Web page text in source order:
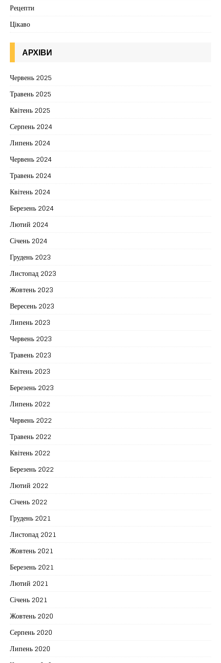
Рецепти
Цікаво
АРХІВИ
Червень 2025
Травень 2025
Квітень 2025
Серпень 2024
Липень 2024
Червень 2024
Травень 2024
Квітень 2024
Березень 2024
Лютий 2024
Січень 2024
Грудень 2023
Листопад 2023
Жовтень 2023
Вересень 2023
Липень 2023
Червень 2023
Травень 2023
Квітень 2023
Березень 2023
Липень 2022
Червень 2022
Травень 2022
Квітень 2022
Березень 2022
Лютий 2022
Січень 2022
Грудень 2021
Листопад 2021
Жовтень 2021
Березень 2021
Лютий 2021
Січень 2021
Жовтень 2020
Серпень 2020
Липень 2020